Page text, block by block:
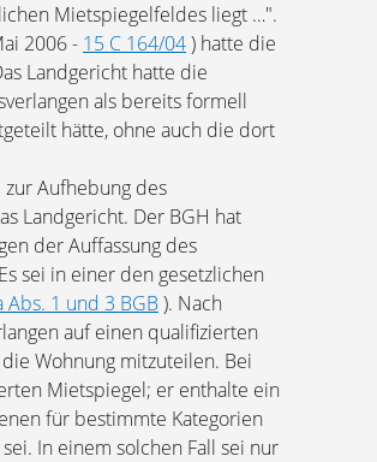
Mietspiegelfeldes liegt …".
2006 - 15 C 164/04) hatte die
Landgericht hatte die
als bereits formell
hätte, ohne auch die dort
zur Aufhebung des
Landgericht. Der BGH hat
der Auffassung des
sei in einer den gesetzlichen
Abs. 1 und 3 BGB). Nach
auf einen qualifizierten
Wohnung mitzuteilen. Bei
Mietspiegel; er enthalte ein
für bestimmte Kategorien
In einem solchen Fall sei nur